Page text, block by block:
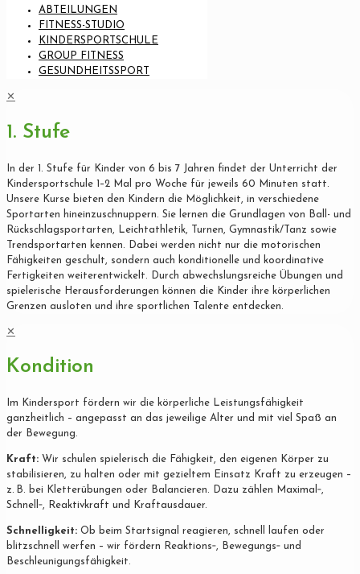
ABTEILUNGEN
FITNESS-STUDIO
KINDERSPORTSCHULE
GROUP FITNESS
GESUNDHEITSSPORT
✕
1. Stufe
In der 1. Stufe für Kinder von 6 bis 7 Jahren findet der Unterricht der
Kindersportschule 1–2 Mal pro Woche für jeweils 60 Minuten statt.
Unsere Kurse bieten den Kindern die Möglichkeit, in verschiedene
Sportarten hineinzuschnuppern. Sie lernen die Grundlagen von Ball- und
Rückschlagsportarten, Leichtathletik, Turnen, Gymnastik/Tanz sowie
Trendsportarten kennen. Dabei werden nicht nur die motorischen
Fähigkeiten geschult, sondern auch konditionelle und koordinative
Fertigkeiten weiterentwickelt. Durch abwechslungsreiche Übungen und
spielerische Herausforderungen können die Kinder ihre körperlichen
Grenzen ausloten und ihre sportlichen Talente entdecken.
✕
Kondition
Im Kindersport fördern wir die körperliche Leistungsfähigkeit
ganzheitlich – angepasst an das jeweilige Alter und mit viel Spaß an
der Bewegung.
Kraft: Wir schulen spielerisch die Fähigkeit, den eigenen Körper zu
stabilisieren, zu halten oder mit gezieltem Einsatz Kraft zu erzeugen –
z. B. bei Kletterübungen oder Balancieren. Dazu zählen Maximal‐,
Schnell‐, Reaktivkraft und Kraftausdauer.
Schnelligkeit: Ob beim Startsignal reagieren, schnell laufen oder
blitzschnell werfen – wir fördern Reaktions‐, Bewegungs‐ und
Beschleunigungsfähigkeit.